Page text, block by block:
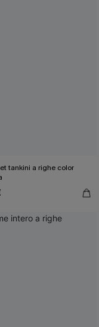
tankini a righe color